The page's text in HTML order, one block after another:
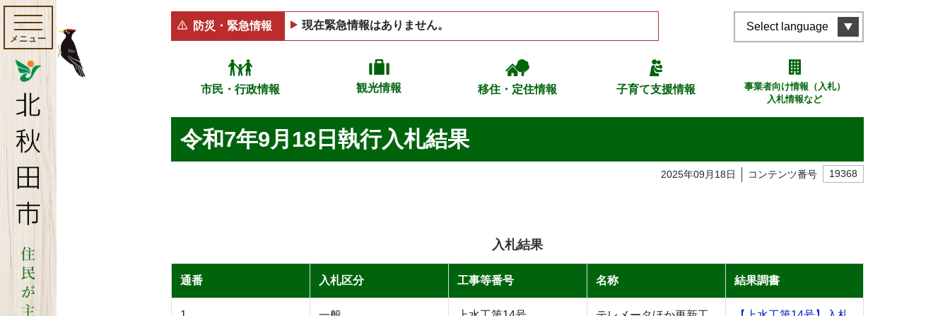
メニュー
防災・緊急情報 現在緊急情報はありません。 Select language
市民・行政情報 観光情報 移住・定住情報 子育て支援情報
事業者向け情報（入札）
入札情報など
令和7年9月18日執行入札結果
2025年09月18日 コンテンツ番号 19368
入札結果
通番 入札区分 工事等番号 名称 結果調書